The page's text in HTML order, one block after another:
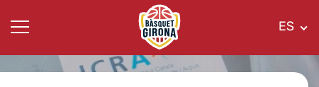
ES